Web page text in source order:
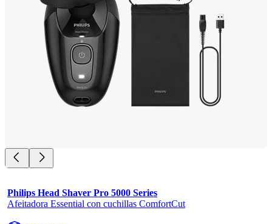
Philips Head Shaver Pro 5000 Series
Afeitadora Essential con cuchillas ComfortCut